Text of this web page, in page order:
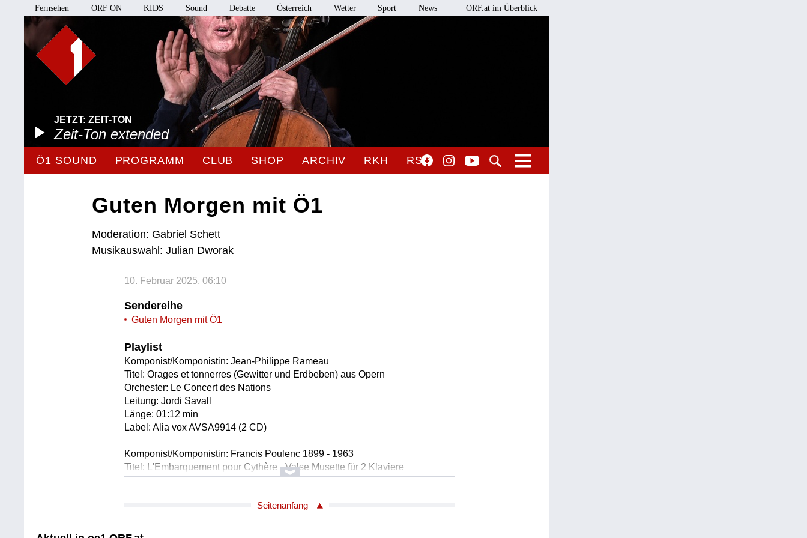
Fernsehen ORF ON KIDS Sound Debatte Österreich Wetter Sport News ORF.at im Überblick
JETZT: ZEIT-TON
Zeit-Ton extended
Ö1 SOUND PROGRAMM CLUB SHOP ARCHIV RKH RSO
Guten Morgen mit Ö1
Moderation: Gabriel Schett
Musikauswahl: Julian Dworak
10. Februar 2025, 06:10
Sendereihe
Guten Morgen mit Ö1
Playlist
Komponist/Komponistin: Jean-Philippe Rameau
Titel: Orages et tonnerres (Gewitter und Erdbeben) aus Opern
Orchester: Le Concert des Nations
Leitung: Jordi Savall
Länge: 01:12 min
Label: Alia vox AVSA9914 (2 CD)
Komponist/Komponistin: Francis Poulenc 1899 - 1963
Titel: L'Embarquement pour Cythère - Valse Musette für 2 Klaviere
Solist/Solistin: Eva-Maria May
Seitenanfang